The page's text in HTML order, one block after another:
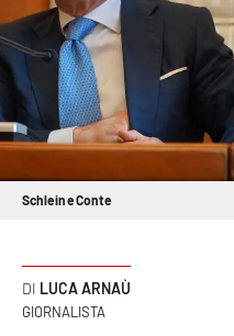
Sanità
Sport
Cultura
Podcast
Meteo
Editoriali
Schlein e Conte
LUCA ARNAÙ
GIORNALISTA